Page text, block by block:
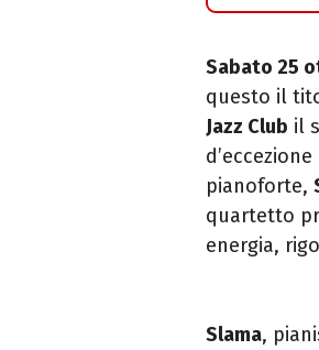
Sabato 25
questo il
Jazz Club il
pianoforte,
quartetto
energia,
Slama,